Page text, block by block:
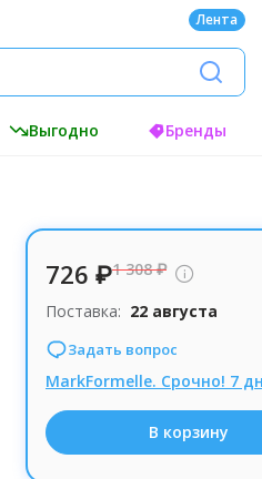
Лента
Выгодно Бренды
726 ₽1 308 ₽
Поставка: 22 августа
Задать вопрос
В корзину